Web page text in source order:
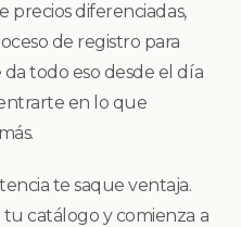
precios diferenciadas,
de registro para
todo eso desde el día
en lo que
te saque ventaja.
catálogo y comienza a